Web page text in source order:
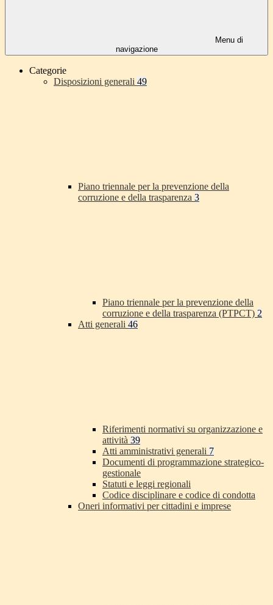
Menu di
navigazione
Categorie
Disposizioni generali 49
Piano triennale per la prevenzione della
corruzione e della trasparenza 3
Piano triennale per la prevenzione della
corruzione e della trasparenza (PTPCT) 2
Atti generali 46
Riferimenti normativi su organizzazione e
attività 39
Atti amministrativi generali 7
Documenti di programmazione strategico-
gestionale
Statuti e leggi regionali
Codice disciplinare e codice di condotta
Oneri informativi per cittadini e imprese